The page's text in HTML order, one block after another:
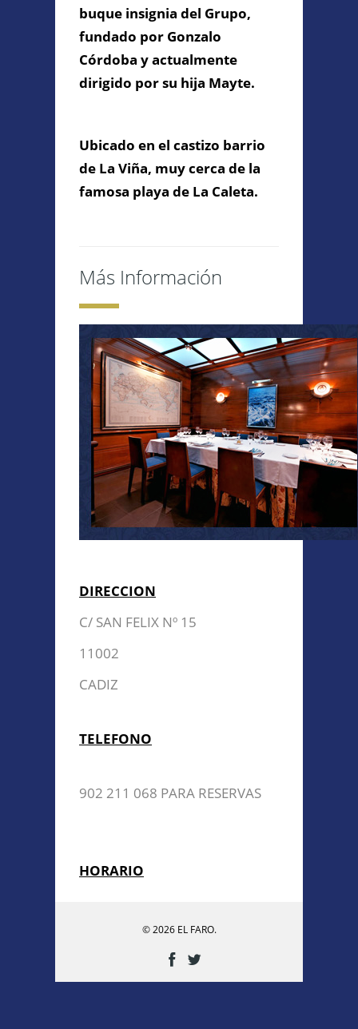
buque insignia del Grupo,
fundado por Gonzalo
Córdoba y actualmente
dirigido por su hija Mayte.
Ubicado en el castizo barrio
de La Viña, muy cerca de la
famosa playa de La Caleta.
Más Información
DIRECCION
C/ SAN FELIX Nº 15
11002
CADIZ
TELEFONO
902 211 068 PARA RESERVAS
HORARIO
Información de
Contacto
info@elfarodecadiz.com
© 2026 EL FARO.